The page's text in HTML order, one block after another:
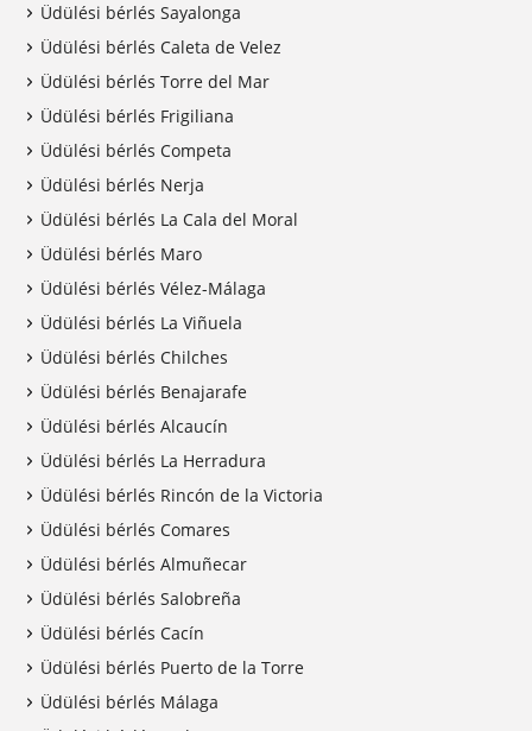
Üdülési bérlés Sayalonga
Üdülési bérlés Caleta de Velez
Üdülési bérlés Torre del Mar
Üdülési bérlés Frigiliana
Üdülési bérlés Competa
Üdülési bérlés Nerja
Üdülési bérlés La Cala del Moral
Üdülési bérlés Maro
Üdülési bérlés Vélez-Málaga
Üdülési bérlés La Viñuela
Üdülési bérlés Chilches
Üdülési bérlés Benajarafe
Üdülési bérlés Alcaucín
Üdülési bérlés La Herradura
Üdülési bérlés Rincón de la Victoria
Üdülési bérlés Comares
Üdülési bérlés Almuñecar
Üdülési bérlés Salobreña
Üdülési bérlés Cacín
Üdülési bérlés Puerto de la Torre
Üdülési bérlés Málaga